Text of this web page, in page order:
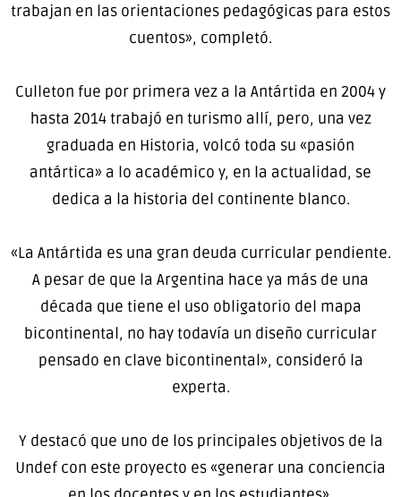
trabajan en las orientaciones pedagógicas para estos
cuentos», completó.
Culleton fue por primera vez a la Antártida en 2004 y
hasta 2014 trabajó en turismo allí, pero, una vez
graduada en Historia, volcó toda su «pasión
antártica» a lo académico y, en la actualidad, se
dedica a la historia del continente blanco.
«La Antártida es una gran deuda curricular pendiente.
A pesar de que la Argentina hace ya más de una
década que tiene el uso obligatorio del mapa
bicontinental, no hay todavía un diseño curricular
pensado en clave bicontinental», consideró la
experta.
Y destacó que uno de los principales objetivos de la
Undef con este proyecto es «generar una conciencia